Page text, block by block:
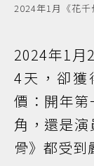
2024年1月《花千
2024年1月
4天，卻獲
價：開年
角，還是
骨》都受到